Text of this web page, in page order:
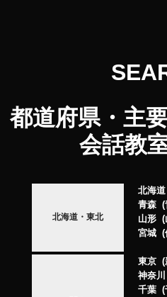
都道府県・主
会話教
北海道・東北
北海道
青森
山形
宮城
東京
神奈川
千葉